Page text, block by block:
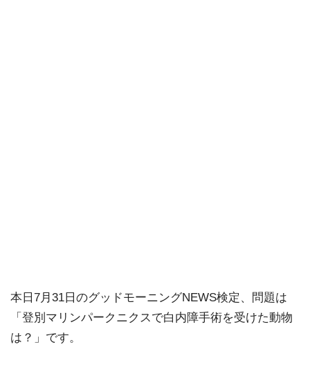
本日7月31日のグッドモーニングNEWS検定、問題は
「登別マリンパークニクスで白内障手術を受けた動物
は？」です。